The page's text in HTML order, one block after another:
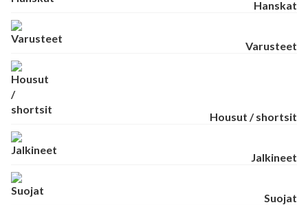
Hanskat
Varusteet
Housut / shortsit
Jalkineet
Suojat